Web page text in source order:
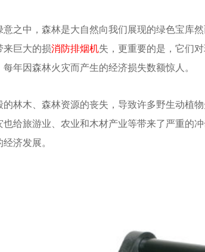
意之中，森林是大自然向我们展现的绿色宝库
来巨大的损消防排烟机失，更重要的是，它们
每年因森林火灾而产生的经济损失数额惊人。
的林木、森林资源的丧失，导致许多野生动植
也给旅游业、农业和木材产业等带来了严重的
济发展。